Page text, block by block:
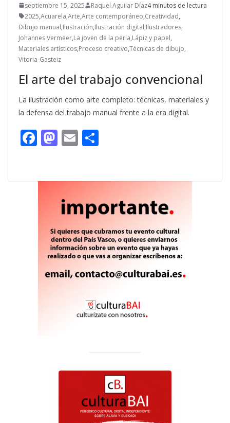
septiembre 15, 2025 Raquel Aguilar Díaz4 minutos de lectura
2025,Acuarela,Arte,Arte contemporáneo,Creatividad,
Dibujo manual,Ilustración,Ilustración digital,Ilustradores,
Johannes Vermeer,La joven de la perla,Lápiz y papel,
Materiales artísticos,Proceso creativo,Técnicas de dibujo,
Vitoria-Gasteiz
El arte del trabajo convencional
La ilustración como arte completo: técnicas, materiales y
la defensa del trabajo manual frente a la era digital.
F
b
M
d
o
n
E
l p
ar
ti
r